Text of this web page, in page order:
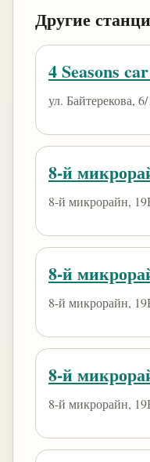
Другие
4 Seasons
ул. Байтерекова, 6/
8-й
8-й микрорайн,
8-й
8-й микрорайн,
8-й
8-й микрорайн,